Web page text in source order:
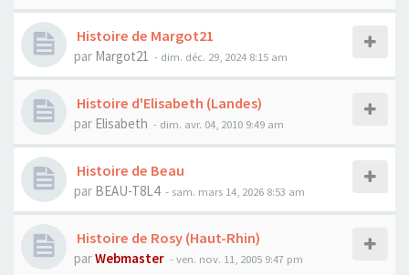
Histoire de Margot21
par Margot21 - dim. déc. 29, 2024 8:15 am
Histoire d'Elisabeth (Landes)
par Elisabeth - dim. avr. 04, 2010 9:49 am
Histoire de Beau
par BEAU-T8L4 - sam. mars 14, 2026 8:53 am
Histoire de Rosy (Haut-Rhin)
parWebmaster - ven. nov. 11, 2005 9:47 pm